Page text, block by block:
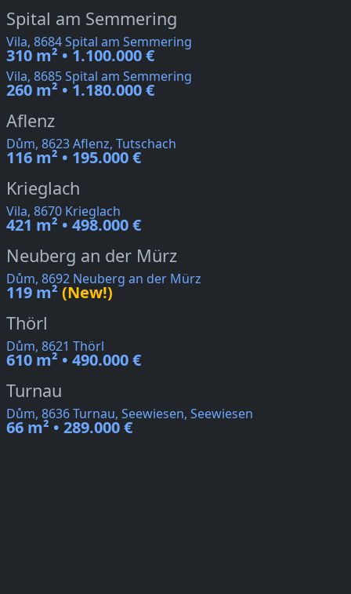
Spital am Semmering
Vila, 8684 Spital am Semmering
310 m² • 1.100.000 €
Vila, 8685 Spital am Semmering
260 m² • 1.180.000 €
Aflenz
Dům, 8623 Aflenz, Tutschach
116 m² • 195.000 €
Krieglach
Vila, 8670 Krieglach
421 m² • 498.000 €
Neuberg an der Mürz
Dům, 8692 Neuberg an der Mürz
119 m² (New!)
Thörl
Dům, 8621 Thörl
610 m² • 490.000 €
Turnau
Dům, 8636 Turnau, Seewiesen, Seewiesen
66 m² • 289.000 €